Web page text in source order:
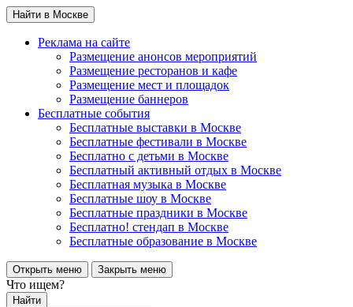
Найти в Москве
Реклама на сайте
Размещение анонсов мероприятий
Размещение ресторанов и кафе
Размещение мест и площадок
Размещение баннеров
Бесплатные события
Бесплатные выставки в Москве
Бесплатные фестивали в Москве
Бесплатно с детьми в Москве
Бесплатный активный отдых в Москве
Бесплатная музыка в Москве
Бесплатные шоу в Москве
Бесплатные праздники в Москве
Бесплатно! стендап в Москве
Бесплатные образование в Москве
Открыть меню Закрыть меню
Что ищем?
Найти